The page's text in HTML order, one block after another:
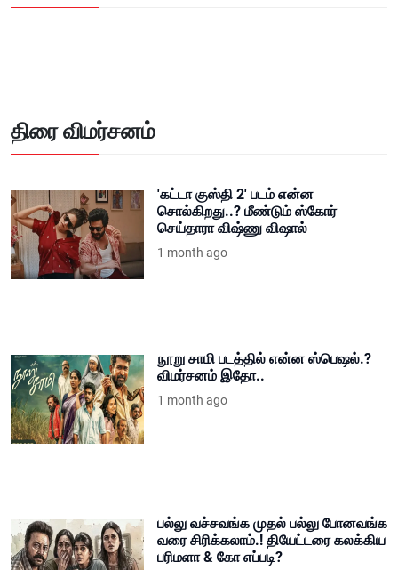
திரை விமர்சனம்
'கட்டா குஸ்தி 2' படம் என்ன
சொல்கிறது..? மீண்டும் ஸ்கோர்
செய்தாரா விஷ்ணு விஷால்
1 month ago
நூறு சாமி படத்தில் என்ன ஸ்பெஷல்.?
விமர்சனம் இதோ..
1 month ago
பல்லு வச்சவங்க முதல் பல்லு போனவங்க
வரை சிரிக்கலாம்.! தியேட்டரை கலக்கிய
பரிமளா & கோ எப்படி?